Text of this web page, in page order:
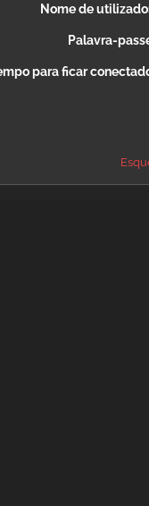
Nome de
Palavra-
para ficar